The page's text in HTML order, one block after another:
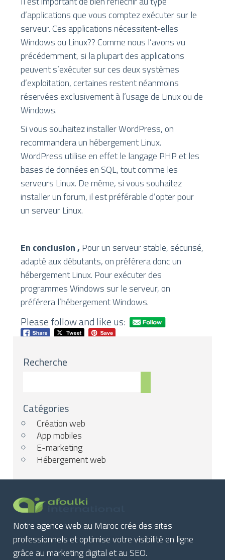
d’applications que vous comptez exécuter sur le
serveur. Ces applications nécessitent-elles
Windows ou Linux?? Comme nous l’avons vu
précédemment, si la plupart des applications
peuvent s’exécuter sur ces deux systèmes
d’exploitation, certaines restent néanmoins
réservées exclusivement à l’usage de Linux ou de
Windows.
Si vous souhaitez installer WordPress, on
recommandera un hébergement Linux.
WordPress utilise en effet le langage PHP et les
bases de données en SQL, tout comme les
serveurs Linux. De même, si vous souhaitez
installer un forum, il est préférable d’opter pour
un serveur Linux.
En conclusion , Pour un serveur stable, sécurisé,
adapté aux débutants, on préférera donc un
hébergement Linux. Pour exécuter des
programmes Windows sur le serveur, on
préférera l’hébergement Windows.
Please follow and like us:
Recherche
Catégories
Création web
App mobiles
E-marketing
Hébergement web
Notre agence web au Maroc crée des sites
professionnels et optimise votre visibilité en ligne
grâce au marketing digital et au SEO.